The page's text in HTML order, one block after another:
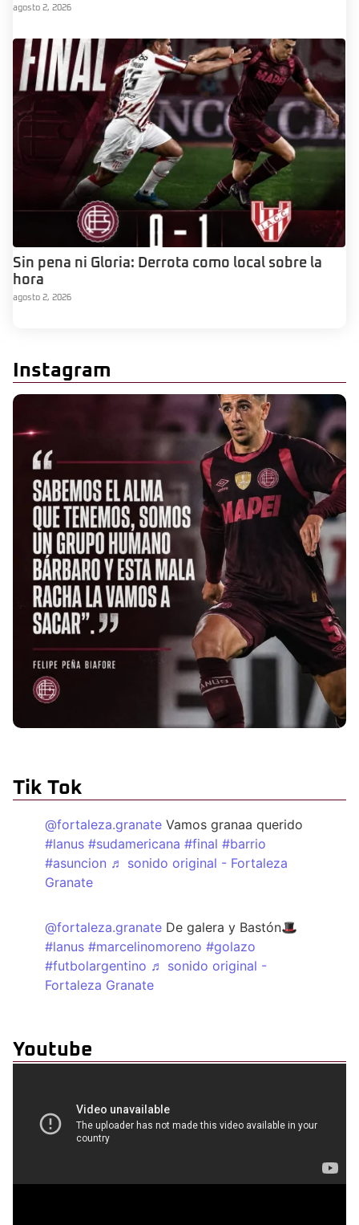
agosto 2, 2026
Sin pena ni Gloria: Derrota como local sobre la
hora
agosto 2, 2026
Instagram
Tik Tok
@fortaleza.granate Vamos granaa querido
#lanus #sudamericana #final #barrio
#asuncion ♬ sonido original - Fortaleza
Granate
@fortaleza.granate De galera y Bastón🎩
#lanus #marcelinomoreno #golazo
#futbolargentino ♬ sonido original -
Fortaleza Granate
Youtube